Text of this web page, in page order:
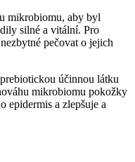
mikrobiomu, aby byl
silné a vitální. Pro
pečovat o jejich
účinnou látku
mikrobiomu pokožky
epidermis a zlepšuje a